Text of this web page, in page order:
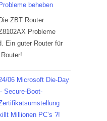
Probleme beheben
Die ZBT Router
Probleme
Ein guter Router für
06 Microsoft Die-Day
Secure-Boot-
killt Millionen PC’s ?!